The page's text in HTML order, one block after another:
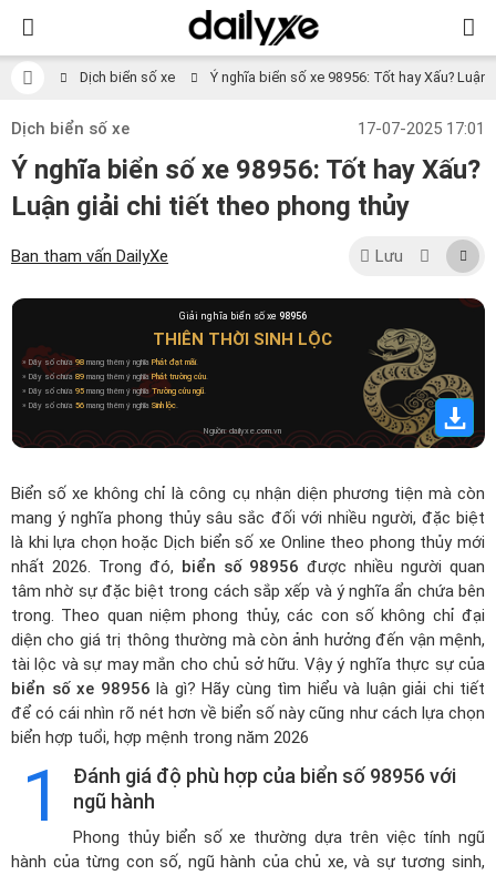
Dịch biển số xe Ý nghĩa biển số xe 98956: Tốt hay Xấu?
Dịch biển số xe 17-07-2025 17:01
Ý nghĩa biển số xe 98956: Tốt hay Xấu?
Luận giải chi tiết theo phong thủy
Ban tham vấn DailyXe Lưu
Giải nghĩa biển số xe 98956
THIÊN THỜI SINH LỘC
» Dãy số chứa98 mang thêm ý nghĩa Phát đạt mãi.
» Dãy số chứa 89 mang thêm ý nghĩaPhát trường cửu.
» Dãy số chứa 95 mang thêm ý nghĩaTrường cửu ngũ.
» Dãy số chứa 56 mang thêm ý nghĩa Sinh lộc.
Nguồn: dailyxe.com.vn
Biển số xe không chỉ là công cụ nhận diện phương tiện mà còn
mang ý nghĩa phong thủy sâu sắc đối với nhiều người, đặc biệt
là khi lựa chọn hoặcDịch biển số xe Online theo phong thủy mới
nhất 2026. Trong đó, biển số 98956 được nhiều người quan
tâm nhờ sự đặc biệt trong cách sắp xếp và ý nghĩa ẩn chứa bên
trong. Theo quan niệm phong thủy, các con số không chỉ đại
diện cho giá trị thông thường mà còn ảnh hưởng đến vận mệnh,
tài lộc và sự may mắn cho chủ sở hữu. Vậy ý nghĩa thực sự của
biển số xe 98956 là gì? Hãy cùng tìm hiểu và luận giải chi tiết
để có cái nhìn rõ nét hơn về biển số này cũng như cách lựa chọn
biển hợp tuổi, hợp mệnh trong năm 2026
1
Đánh giá độ phù hợp của biển số 98956 với
ngũ hành
Phong thủy biển số xe thường dựa trên việc tính ngũ
hành của từng con số, ngũ hành của chủ xe, và sự tương sinh,